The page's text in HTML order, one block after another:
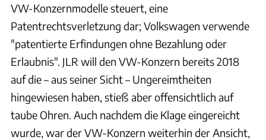
VW-Konzernmodelle steuert, eine
Patentrechtsverletzung dar; Volkswagen verwende
"patentierte Erfindungen ohne Bezahlung oder
Erlaubnis". JLR will den VW-Konzern bereits 2018
auf die – aus seiner Sicht – Ungereimtheiten
hingewiesen haben, stieß aber offensichtlich auf
taube Ohren. Auch nachdem die Klage eingereicht
wurde, war der VW-Konzern weiterhin der Ansicht,